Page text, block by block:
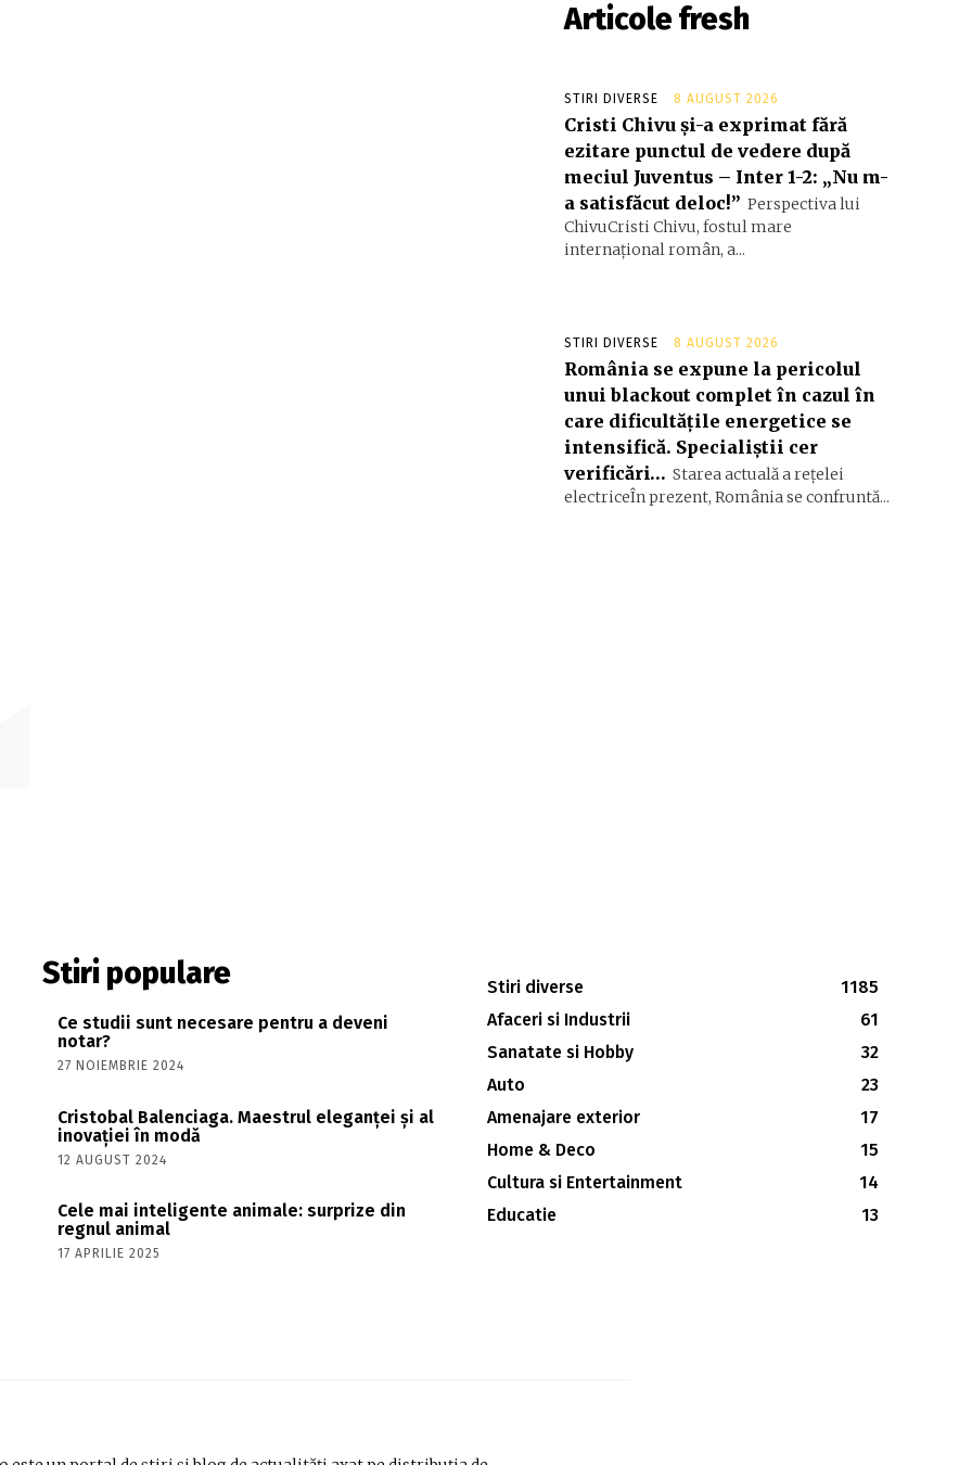
Articole fresh
STIRI DIVERSE 8 AUGUST 2026
Cristi Chivu și-a exprimat fără
ezitare punctul de vedere după
meciul Juventus – Inter 1-2: „Nu m-
a satisfăcut deloc!” Perspectiva lui
ChivuCristi Chivu, fostul mare
internațional român, a...
STIRI DIVERSE 8 AUGUST 2026
România se expune la pericolul
unui blackout complet în cazul în
care dificultățile energetice se
intensifică. Specialiștii cer
verificări… Starea actuală a rețelei
electriceÎn prezent, România se confruntă...
Stiri populare
Ce studii sunt necesare pentru a deveni
notar?
27 NOIEMBRIE 2024
Cristobal Balenciaga. Maestrul eleganței și al
inovației în modă
12 AUGUST 2024
Cele mai inteligente animale: surprize din
regnul animal
17 APRILIE 2025
Stiri diverse
1185
Afaceri si Industrii
61
Sanatate si Hobby
32
Auto
23
Amenajare exterior
17
Home & Deco
15
Cultura si Entertainment
14
Educatie
13